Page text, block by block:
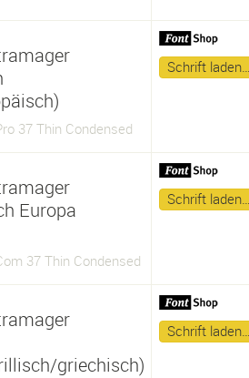
37 Thin Condensed
Schrift
Europa
37 Thin Condensed
Schrift
griechisch)
Schrift